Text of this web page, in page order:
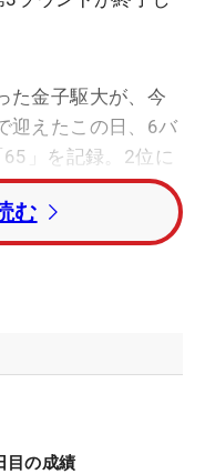
た金子駆大が、今
迎えたこの日、6バ
」を記録。2位に
ーまでスコアをの
る。欧州ツアー初
続き、欧州ツアー
タイ。桂川有人は
最終日に進む。
む
の成績